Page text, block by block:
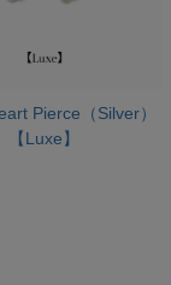
Pierce（Silver）
【Luxe】